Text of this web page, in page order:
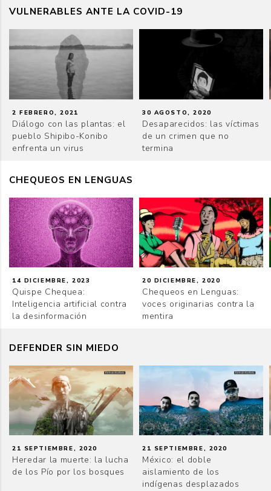
VULNERABLES ANTE LA COVID-19
2 FEBRERO, 2021
Diálogo con las plantas: el
pueblo Shipibo-Konibo
enfrenta un virus
30 AGOSTO, 2020
Desaparecidos: las víctimas
de un crimen que no
termina
CHEQUEOS EN LENGUAS
14 DICIEMBRE, 2023
Quispe Chequea:
Inteligencia artificial contra
la desinformación
20 DICIEMBRE, 2020
Chequeos en Lenguas:
voces originarias contra la
mentira
DEFENDER SIN MIEDO
21 SEPTIEMBRE, 2020
Heredar la muerte: la lucha
de los Pío por los bosques
21 SEPTIEMBRE, 2020
México: el doble
aislamiento de los
indígenas desplazados